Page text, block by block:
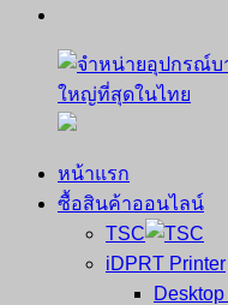
จำหน่าย
คอมพิวเตอร์
หน้าแรก
ซื้อสินค้าออนไลน์
TSC
iDPRT Printer